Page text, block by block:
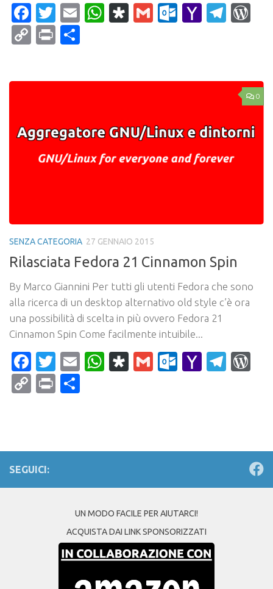
Facebook
Twitter
EmailWhatsApp
Diaspora
Gmail Yahoo
CopyPrint
0
SENZA CATEGORIA 27 GENNAIO 2015
Rilasciata Fedora 21 Cinnamon Spin
By Marco Giannini Per tutti gli utenti Fedora che sono
alla ricerca di un desktop alternativo old style c’è ora
una possibilità di scelta in più ovvero Fedora 21
Cinnamon Spin Come facilmente intuibile...
Facebook
Twitter
EmailWhatsApp
Diaspora
Gmail Yahoo
CopyPrint
SEGUICI:
UN MODO FACILE PER AIUTARCI!
ACQUISTA DAI LINK SPONSORIZZATI